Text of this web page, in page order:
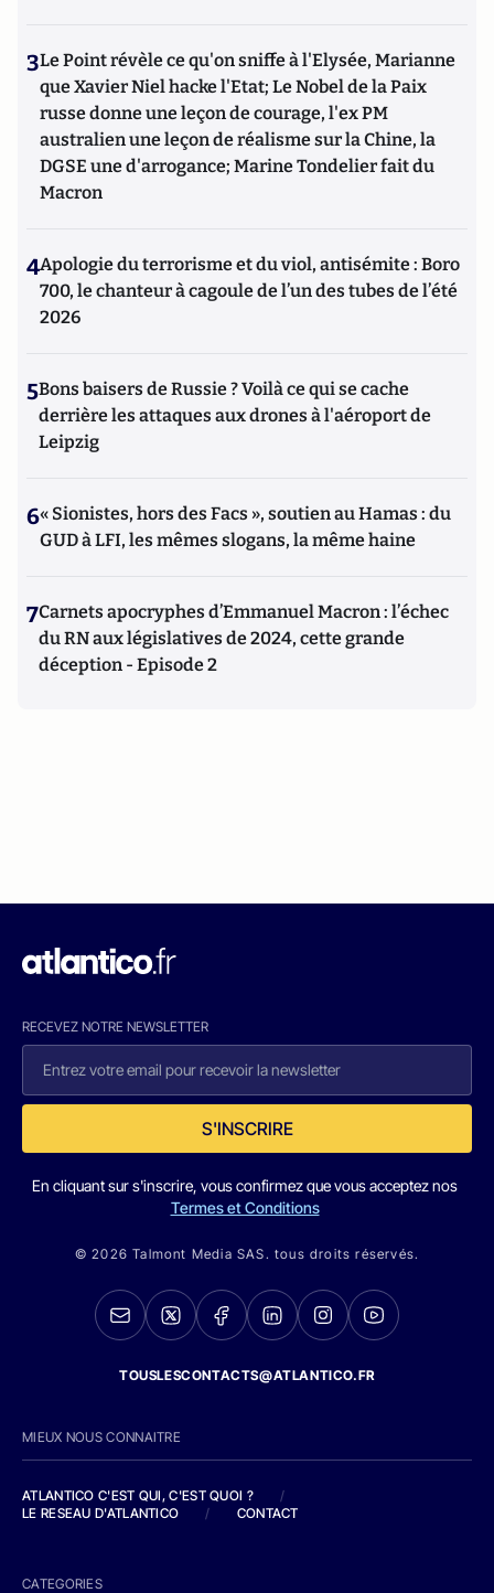
3Le Point révèle ce qu'on sniffe à l'Elysée, Marianne
que Xavier Niel hacke l'Etat; Le Nobel de la Paix
russe donne une leçon de courage, l'ex PM
australien une leçon de réalisme sur la Chine, la
DGSE une d'arrogance; Marine Tondelier fait du
Macron
4Apologie du terrorisme et du viol, antisémite : Boro
700, le chanteur à cagoule de l’un des tubes de l’été
2026
5Bons baisers de Russie ? Voilà ce qui se cache
derrière les attaques aux drones à l'aéroport de
Leipzig
6« Sionistes, hors des Facs », soutien au Hamas : du
GUD à LFI, les mêmes slogans, la même haine
7Carnets apocryphes d’Emmanuel Macron : l’échec
du RN aux législatives de 2024, cette grande
déception - Episode 2
RECEVEZ NOTRE NEWSLETTER
S'INSCRIRE
En cliquant sur s'inscrire, vous confirmez que vous acceptez nos
Termes et Conditions
© 2026 Talmont Media SAS. tous droits réservés.
TOUSLESCONTACTS@ATLANTICO.FR
MIEUX NOUS CONNAITRE
ATLANTICO C'EST QUI, C'EST QUOI ?
/
LE RESEAU D'ATLANTICO
/ CONTACT
CATEGORIES